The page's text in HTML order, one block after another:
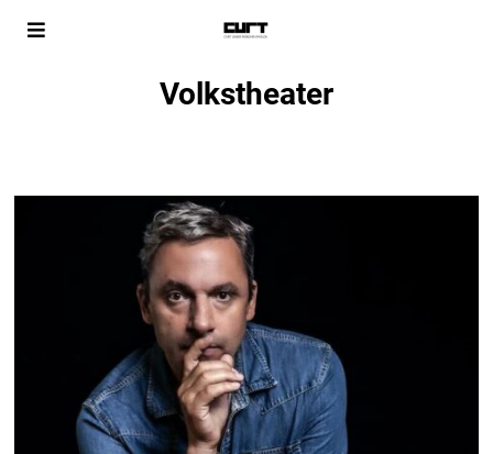
Volkstheater